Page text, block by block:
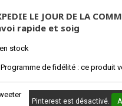
LE JOUR DE LA
rapide et soig
en stock
Programme de fidélité : ce produit
Pinterest est désactivé.